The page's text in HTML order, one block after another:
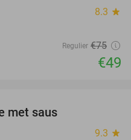
8.3 star
Regulier €75
€49
met saus
9.3 star